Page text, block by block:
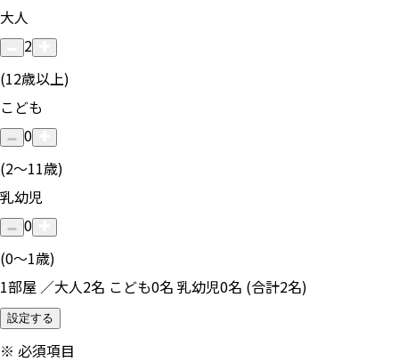
大人
2
(12歳以上)
こども
0
(2〜11歳)
乳幼児
0
(0〜1歳)
1部屋 ／大人2名 こども0名 乳幼児0名 (合計2名)
設定する
※ 必須項目